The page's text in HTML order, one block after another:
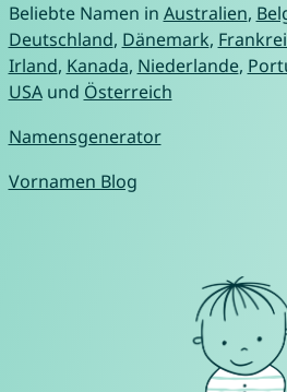
Beliebte Namen in Australien,
Deutschland, Dänemark,
Irland, Kanada, Niederlande,
USAund Österreich
Namensgenerator
Vornamen Blog